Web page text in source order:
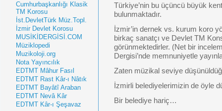
Cumhurbaşkanlığı Klasik
TM Korosu
İst.DevletTürk Müz.Topl.
İzmir Devlet Korosu
MUSİKİDERGİSİ.COM
Müziklopedi
Muzikoloji.org
Nota Yayıncılık
EDTMT Mâhur Fasıl
EDTMT Rast Kâr-ı Nâtık
EDTMT Bayâtî Araban
EDTMT Nevâ Kâr
EDTMT Kâr-ı Şeşavaz
Türkiye’nin bu üçüncü büyük
bulunmaktadır.
İzmir’in dernek vs. kurum koro
birkaç sanatçı ve Devlet TM
görünmektedirler. (Net bir
Dergisi’nde memnuniyetle
Zaten müzikal seviye
İzmirli belediyelerimizin de öyle
Bir belediye hariç…